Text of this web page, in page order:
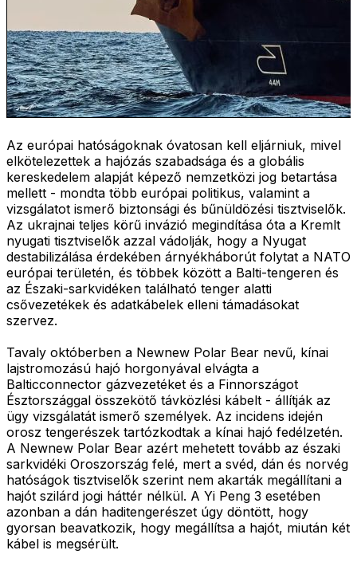
Az európai hatóságoknak óvatosan kell eljárniuk, mivel
elkötelezettek a hajózás szabadsága és a globális
kereskedelem alapját képező nemzetközi jog betartása
mellett - mondta több európai politikus, valamint a
vizsgálatot ismerő biztonsági és bűnüldözési tisztviselők.
Az ukrajnai teljes körű invázió megindítása óta a Kremlt
nyugati tisztviselők azzal vádolják, hogy a Nyugat
destabilizálása érdekében árnyékháborút folytat a NATO
európai területén, és többek között a Balti-tengeren és
az Északi-sarkvidéken található tenger alatti
csővezetékek és adatkábelek elleni támadásokat
szervez.
Tavaly októberben a Newnew Polar Bear nevű, kínai
lajstromozású hajó horgonyával elvágta a
Balticconnector gázvezetéket és a Finnországot
Észtországgal összekötő távközlési kábelt - állítják az
ügy vizsgálatát ismerő személyek. Az incidens idején
orosz tengerészek tartózkodtak a kínai hajó fedélzetén.
A Newnew Polar Bear azért mehetett tovább az északi
sarkvidéki Oroszország felé, mert a svéd, dán és norvég
hatóságok tisztviselők szerint nem akarták megállítani a
hajót szilárd jogi háttér nélkül. A Yi Peng 3 esetében
azonban a dán haditengerészet úgy döntött, hogy
gyorsan beavatkozik, hogy megállítsa a hajót, miután két
kábel is megsérült.